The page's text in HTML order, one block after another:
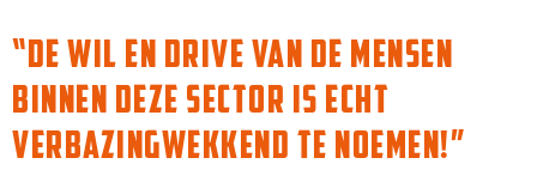
“DE WIL EN DRIVE VAN DE MENSEN
BINNEN DEZE SECTOR IS ECHT
VERBAZINGWEKKEND TE NOEMEN!”